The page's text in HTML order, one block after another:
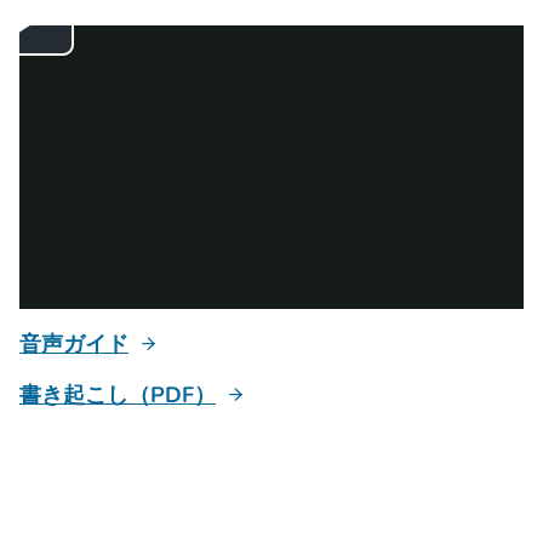
音声ガイド
書き起こし（PDF）